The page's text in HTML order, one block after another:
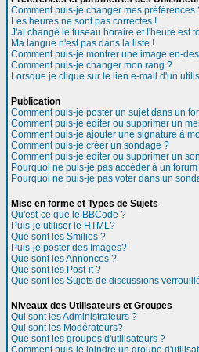
Comment puis-je changer mes préférences
Les heures ne sont pas correctes !
J'ai changé le fuseau horaire et l'heure est
Ma langue n'est pas dans la liste !
Comment puis-je montrer une image en-
Comment puis-je changer mon rang ?
Lorsque je clique sur le lien e-mail d'un
Publication
Comment puis-je poster un sujet dans un
Comment puis-je éditer ou supprimer un
Comment puis-je ajouter une signature à
Comment puis-je créer un sondage ?
Comment puis-je éditer ou supprimer un
Pourquoi ne puis-je pas accéder à un forum
Pourquoi ne puis-je pas voter dans un
Mise en forme et Types de Sujets
Qu'est-ce que le BBCode ?
Puis-je utiliser le HTML?
Que sont les Smilies ?
Puis-je poster des Images?
Que sont les Annonces ?
Que sont les Post-it ?
Que sont les Sujets de discussions
Niveaux des Utilisateurs et Groupes
Qui sont les Administrateurs ?
Qui sont les Modérateurs?
Que sont les groupes d'utilisateurs ?
Comment puis-je joindre un groupe